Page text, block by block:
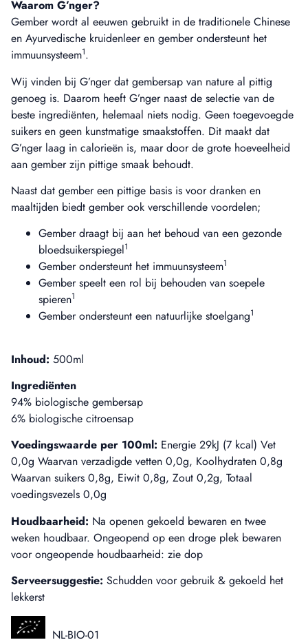
Waarom G’nger?
Gember wordt al eeuwen gebruikt in de traditionele Chinese
en Ayurvedische kruidenleer en gember ondersteunt het
immuunsysteem1.
Wij vinden bij G’nger dat gembersap van nature al pittig
genoeg is. Daarom heeft G’nger naast de selectie van de
beste ingrediënten, helemaal niets nodig. Geen toegevoegde
suikers en geen kunstmatige smaakstoffen. Dit maakt dat
G’nger laag in calorieën is, maar door de grote hoeveelheid
aan gember zijn pittige smaak behoudt.
Naast dat gember een pittige basis is voor dranken en
maaltijden biedt gember ook verschillende voordelen;
Gember draagt bij aan het behoud van een gezonde
bloedsuikerspiegel1
Gember ondersteunt het immuunsysteem1
Gember speelt een rol bij behouden van soepele
spieren1
Gember ondersteunt een natuurlijke stoelgang1
Inhoud: 500ml
Ingrediënten
94% biologische gembersap
6% biologische citroensap
Voedingswaarde per 100ml: Energie 29kJ (7 kcal) Vet
0,0g Waarvan verzadigde vetten 0,0g, Koolhydraten 0,8g
Waarvan suikers 0,8g, Eiwit 0,8g, Zout 0,2g, Totaal
voedingsvezels 0,0g
Houdbaarheid: Na openen gekoeld bewaren en twee
weken houdbaar. Ongeopend op een droge plek bewaren
voor ongeopende houdbaarheid: zie dop
Serveersuggestie: Schudden voor gebruik & gekoeld het
lekkerst
NL-BIO-01